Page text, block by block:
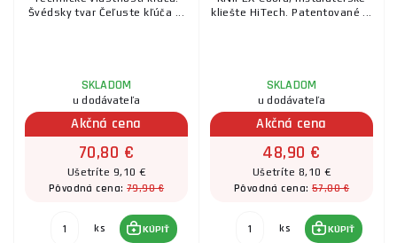
Švédsky tvar Čeľuste kľúča ...
SKLADOM
u dodávateľa
Akčná cena
70,80 €
Ušetríte 9,10 €
Pôvodná cena:79,90 €
ks KÚPIŤ
kliešte HiTech. Patentované ...
SKLADOM
u dodávateľa
Akčná cena
48,90 €
Ušetríte 8,10 €
Pôvodná cena:57,00 €
ks KÚPIŤ